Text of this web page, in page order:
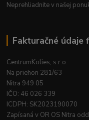
Neprehliadnite v našej
Fakturačné údaje
CentrumKolies, s.r.o.
Na priehon 281/63
Nitra 949 05
IČO: 46 026 339
ICDPH: SK2023190070
Zapísaná v OR OS Nitra